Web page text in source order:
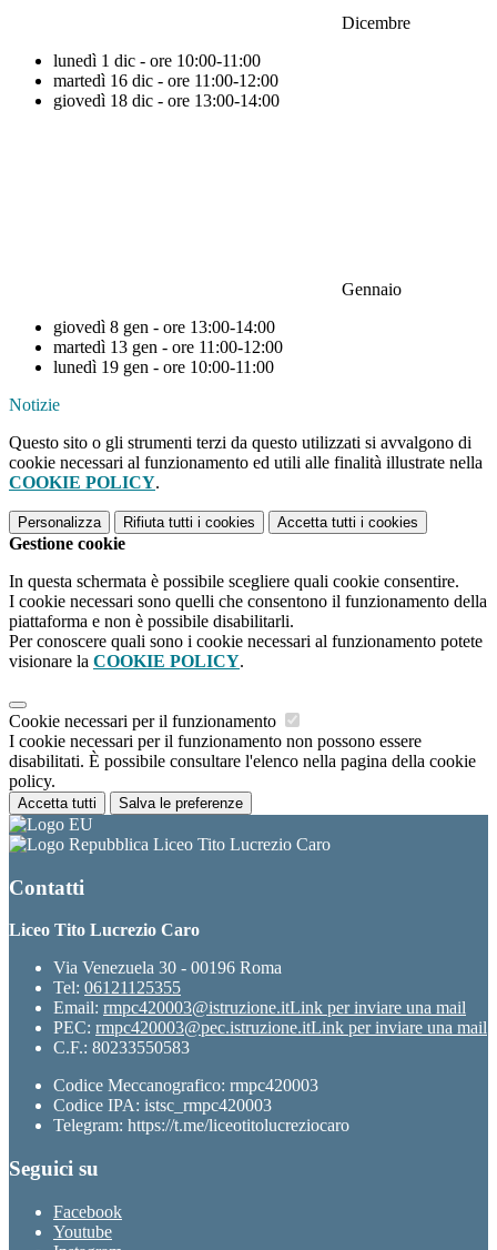
Dicembre
lunedì 1 dic - ore 10:00-11:00
martedì 16 dic - ore 11:00-12:00
giovedì 18 dic - ore 13:00-14:00
Gennaio
giovedì 8 gen - ore 13:00-14:00
martedì 13 gen - ore 11:00-12:00
lunedì 19 gen - ore 10:00-11:00
Notizie
Questo sito o gli strumenti terzi da questo utilizzati si avvalgono di
cookie necessari al funzionamento ed utili alle finalità illustrate nella
COOKIE POLICY.
Personalizza Rifiuta tutti i cookies Accetta tutti i cookies
Gestione cookie
In questa schermata è possibile scegliere quali cookie consentire.
I cookie necessari sono quelli che consentono il funzionamento della
piattaforma e non è possibile disabilitarli.
Per conoscere quali sono i cookie necessari al funzionamento potete
visionare la COOKIE POLICY.
Cookie necessari per il funzionamento
I cookie necessari per il funzionamento non possono essere
disabilitati. È possibile consultare l'elenco nella pagina della cookie
policy.
Accetta tutti Salva le preferenze
Liceo Tito Lucrezio Caro
Contatti
Liceo Tito Lucrezio Caro
Via Venezuela 30 - 00196 Roma
Tel: 06121125355
Email: rmpc420003@istruzione.itLink per inviare una mail
PEC: rmpc420003@pec.istruzione.itLink per inviare una mail
C.F.: 80233550583
Codice Meccanografico: rmpc420003
Codice IPA: istsc_rmpc420003
Telegram: https://t.me/liceotitolucreziocaro
Seguici su
Facebook
Youtube